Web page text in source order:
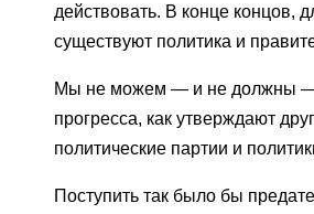
действовать. В конце концов,
существуют политика и
Мы не можем — и не должны —
прогресса, как утверждают
политические партии и
Поступить так было бы